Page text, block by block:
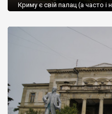
Криму є свій палац (а часто і